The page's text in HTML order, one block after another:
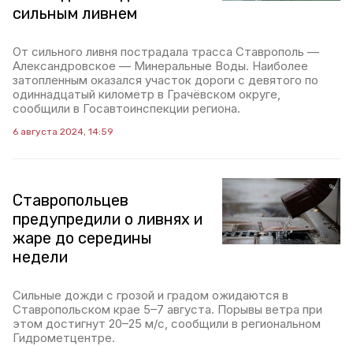
сильным ливнем
От сильного ливня пострадала трасса Ставрополь —
Александровское — Минеральные Воды. Наиболее
затопленным оказался участок дороги с девятого по
одиннадцатый километр в Грачёвском округе,
сообщили в Госавтоинспекции региона.
6 августа 2024, 14:59
Ставропольцев
предупредили о ливнях и
жаре до середины
недели
Сильные дожди с грозой и градом ожидаются в
Ставропольском крае 5–7 августа. Порывы ветра при
этом достигнут 20–25 м/с, сообщили в региональном
Гидрометцентре.